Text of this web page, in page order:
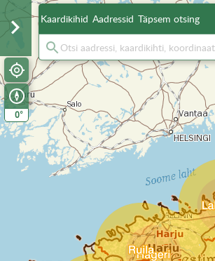
0°
Kaardikihid Aadressid Täpsem otsing